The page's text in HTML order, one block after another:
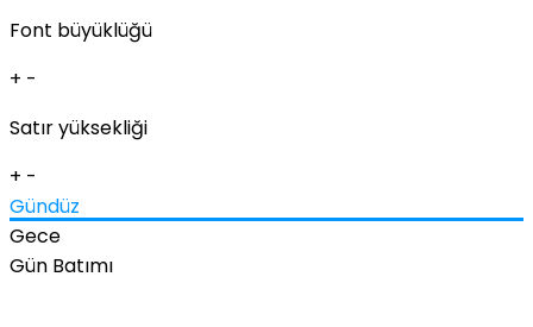
Font büyüklüğü
+ -
Satır yüksekliği
+ -
Gündüz
Gece
Gün Batımı